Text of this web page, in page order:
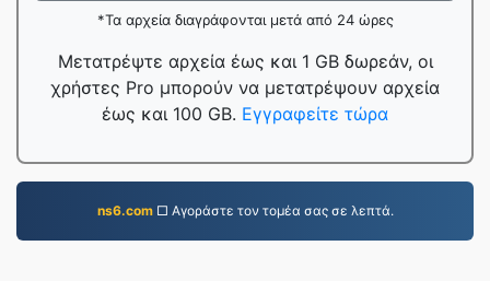
*Τα αρχεία διαγράφονται μετά από 24 ώρες
Μετατρέψτε αρχεία έως και 1 GB δωρεάν, οι
χρήστες Pro μπορούν να μετατρέψουν αρχεία
έως και 100 GB. Εγγραφείτε τώρα
ns6.com□ Αγοράστε τον τομέα σας σε λεπτά.